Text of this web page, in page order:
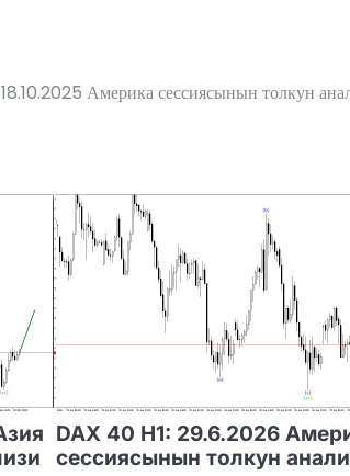
Америка сессиясынын толкун
DAX 40 H1: 29.6.2026
сессиясынын толкун